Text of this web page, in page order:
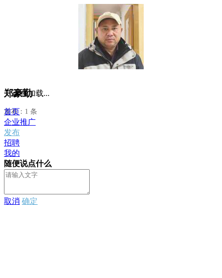
郑豪勤
发布：1 条
正在加载...
首页
企业推广
发布
招聘
我的
随便说点什么
取消 确定